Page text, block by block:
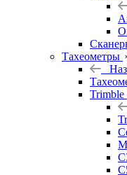
Тахеометры
Trimble